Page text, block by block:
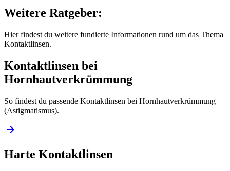
5
84
Bewertungen
Weitere Ratgeber:
Hier findest du weitere fundierte Informationen rund um das Thema
Kontaktlinsen.
Kontaktlinsen bei
Hornhautverkrümmung
So findest du passende Kontaktlinsen bei Hornhautverkrümmung
(Astigmatismus).
Harte Kontaktlinsen